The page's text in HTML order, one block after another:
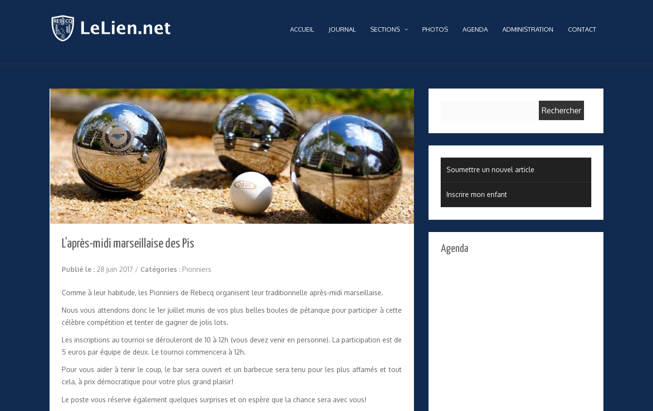
ACCUEIL JOURNAL SECTIONS PHOTOS AGENDA ADMINISTRATION CONTACT
L’après-midi marseillaise des Pis
Publié le : 28 juin 2017 / Catégories : Pionniers
Comme à leur habitude, les Pionniers de Rebecq organisent leur traditionnelle après-midi marseillaise.
Nous vous attendons donc le 1er juillet munis de vos plus belles boules de pétanque pour participer à cette
célèbre compétition et tenter de gagner de jolis lots.
Les inscriptions au tournoi se dérouleront de 10 à 12h (vous devez venir en personne). La participation est de
5 euros par équipe de deux. Le tournoi commencera à 12h.
Pour vous aider à tenir le coup, le bar sera ouvert et un barbecue sera tenu pour les plus affamés et tout
cela, à prix démocratique pour votre plus grand plaisir!
Le poste vous réserve également quelques surprises et on espère que la chance sera avec vous!
Soumettre un nouvel article
Inscrire mon enfant
Agenda